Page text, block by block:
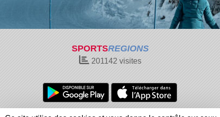
SPORTSREGIONS
201142 visites